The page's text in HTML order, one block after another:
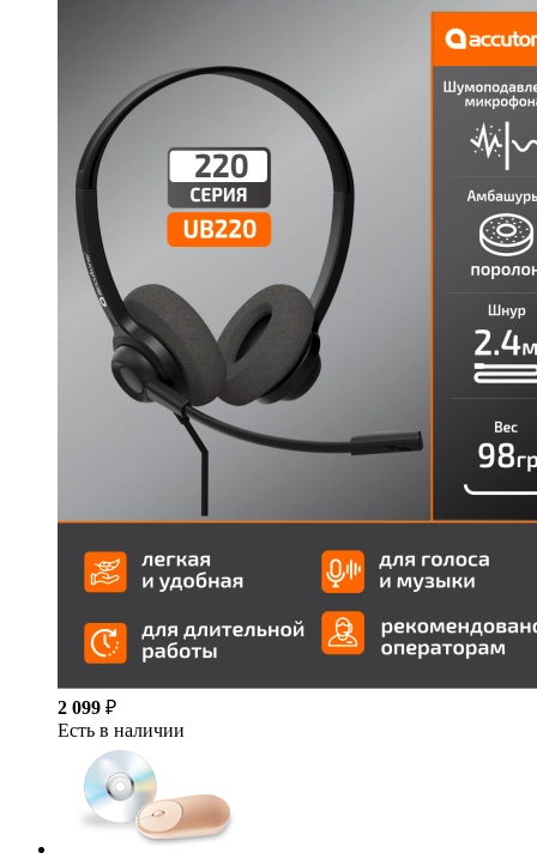
2 099 ₽
Есть в наличии